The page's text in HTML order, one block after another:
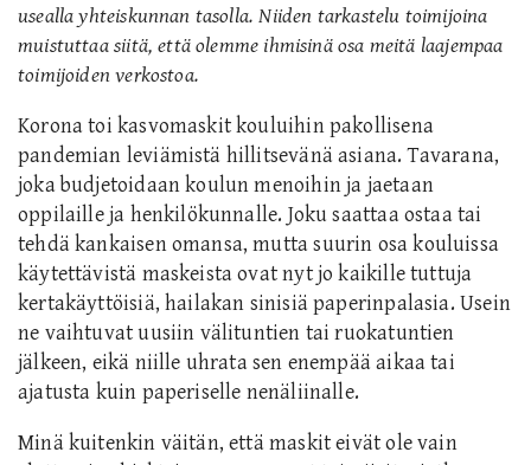
usealla yhteiskunnan tasolla. Niiden tarkastelu toimijoina
muistuttaa siitä, että olemme ihmisinä osa meitä laajempaa
toimijoiden verkostoa.
Korona toi kasvomaskit kouluihin pakollisena
pandemian leviämistä hillitsevänä asiana. Tavarana,
joka budjetoidaan koulun menoihin ja jaetaan
oppilaille ja henkilökunnalle. Joku saattaa ostaa tai
tehdä kankaisen omansa, mutta suurin osa kouluissa
käytettävistä maskeista ovat nyt jo kaikille tuttuja
kertakäyttöisiä, hailakan sinisiä paperinpalasia. Usein
ne vaihtuvat uusiin välituntien tai ruokatuntien
jälkeen, eikä niille uhrata sen enempää aikaa tai
ajatusta kuin paperiselle nenäliinalle.
Minä kuitenkin väitän, että maskit eivät ole vain